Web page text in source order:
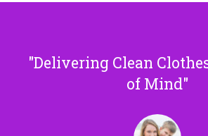
Delivering Clean
of Mind